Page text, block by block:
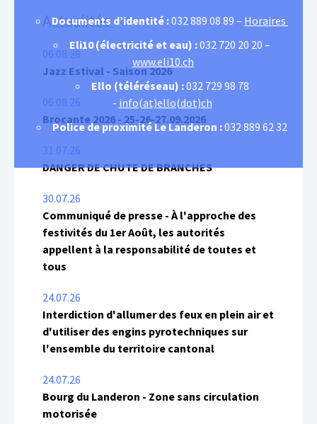
Documents d’identité :032 889 08 89 – Horaires
Eli10 (électricité et eau) :032 720 20 20 –
www.eli10.ch
Ello (téléréseau) :032 729 98 78
- info(at)ello(dot)ch
Police de proximité Le Landeron :032 889 62 32
Actualités
06.08.26
Jazz Estival - Saison 2026
06.08.26
Brocante 2026 - 25-26-27.09.2026
31.07.26
DANGER DE CHUTE DE BRANCHES
30.07.26
Communiqué de presse - À l'approche des
festivités du 1er Août, les autorités
appellent à la responsabilité de toutes et
tous
24.07.26
Interdiction d'allumer des feux en plein air et
d'utiliser des engins pyrotechniques sur
l'ensemble du territoire cantonal
24.07.26
Bourg du Landeron - Zone sans circulation
motorisée